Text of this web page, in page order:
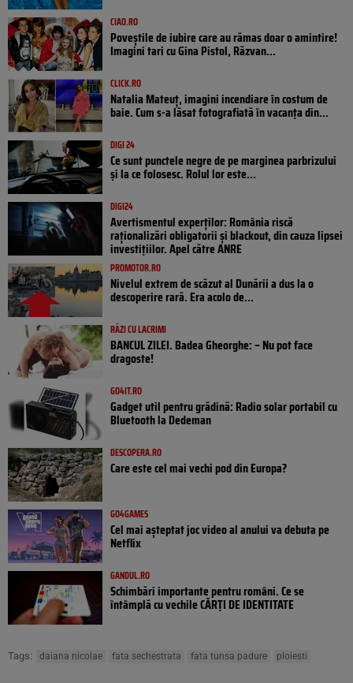
CIAO.RO
Poveştile de iubire care au rămas doar o amintire!
Imagini tari cu Gina Pistol, Răzvan...
CLICK.RO
Natalia Mateuț, imagini incendiare în costum de
baie. Cum s-a lăsat fotografiată în vacanța din...
DIGI 24
Ce sunt punctele negre de pe marginea parbrizului
și la ce folosesc. Rolul lor este...
DIGI24
Avertismentul experților: România riscă
raționalizări obligatorii și blackout, din cauza lipsei
investițiilor. Apel către ANRE
PROMOTOR.RO
Nivelul extrem de scăzut al Dunării a dus la o
descoperire rară. Era acolo de...
RÂZI CU LACRIMI
BANCUL ZILEI. Badea Gheorghe: – Nu pot face
dragoste!
GO4IT.RO
Gadget util pentru grădină: Radio solar portabil cu
Bluetooth la Dedeman
DESCOPERA.RO
Care este cel mai vechi pod din Europa?
GO4GAMES
Cel mai așteptat joc video al anului va debuta pe
Netflix
GANDUL.RO
Schimbări importante pentru români. Ce se
întâmplă cu vechile CĂRȚI DE IDENTITATE
Tags: daiana nicolae fata sechestrata fata tunsa padure ploiesti